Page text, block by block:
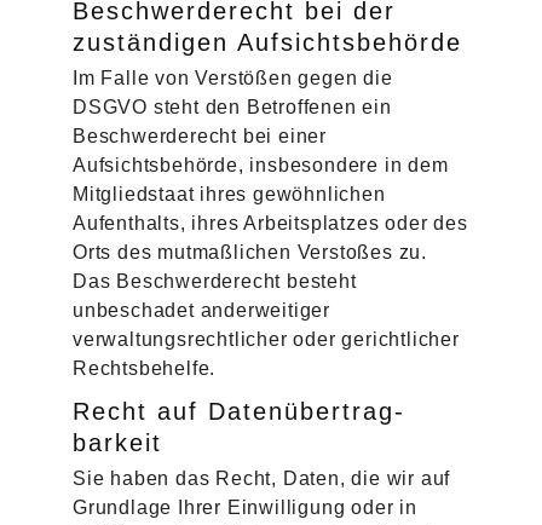
Beschwerde­recht bei der
zuständigen Aufsichts­behörde
Im Falle von Verstößen gegen die
DSGVO steht den Betroffenen ein
Beschwerderecht bei einer
Aufsichtsbehörde, insbesondere in dem
Mitgliedstaat ihres gewöhnlichen
Aufenthalts, ihres Arbeitsplatzes oder des
Orts des mutmaßlichen Verstoßes zu.
Das Beschwerderecht besteht
unbeschadet anderweitiger
verwaltungsrechtlicher oder gerichtlicher
Rechtsbehelfe.
Recht auf Daten­übertrag­
barkeit
Sie haben das Recht, Daten, die wir auf
Grundlage Ihrer Einwilligung oder in